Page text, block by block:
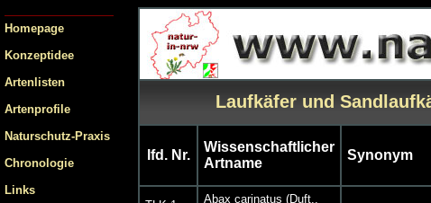
Homepage
Konzeptidee
Artenlisten
Artenprofile
Naturschutz-Praxis
Chronologie
Links
Laufkäfer und
lfd. Nr.
Wissenschaftlicher
Artname
Synonym
Abax carinatus (Duft.,